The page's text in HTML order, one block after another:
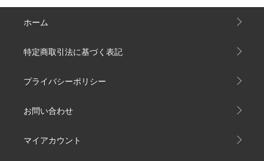
ホーム
特定商取引法に基づく表記
プライバシーポリシー
お問い合わせ
マイアカウント